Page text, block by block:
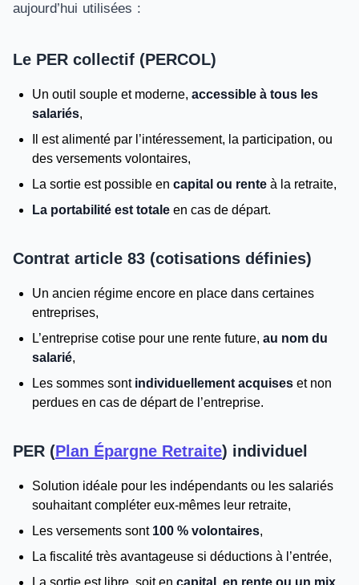
aujourd’hui utilisées :
Le PER collectif (PERCOL)
Un outil souple et moderne, accessible à tous les
salariés,
Il est alimenté par l’intéressement, la participation, ou
des versements volontaires,
La sortie est possible en capital ou rente à la retraite,
La portabilité est totale en cas de départ.
Contrat article 83 (cotisations définies)
Un ancien régime encore en place dans certaines
entreprises,
L’entreprise cotise pour une rente future, au nom du
salarié,
Les sommes sont individuellement acquises et non
perdues en cas de départ de l’entreprise.
PER (Plan Épargne Retraite) individuel
Solution idéale pour les indépendants ou les salariés
souhaitant compléter eux-mêmes leur retraite,
Les versements sont 100 % volontaires,
La fiscalité très avantageuse si déductions à l’entrée,
La sortie est libre, soit en capital, en rente ou un mix